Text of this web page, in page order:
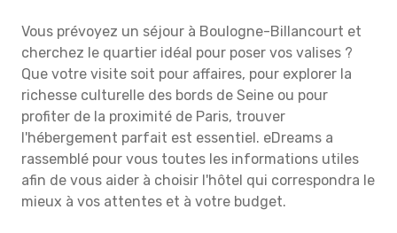
Vous prévoyez un séjour à Boulogne-Billancourt et
cherchez le quartier idéal pour poser vos valises ?
Que votre visite soit pour affaires, pour explorer la
richesse culturelle des bords de Seine ou pour
profiter de la proximité de Paris, trouver
l'hébergement parfait est essentiel. eDreams a
rassemblé pour vous toutes les informations utiles
afin de vous aider à choisir l'hôtel qui correspondra le
mieux à vos attentes et à votre budget.